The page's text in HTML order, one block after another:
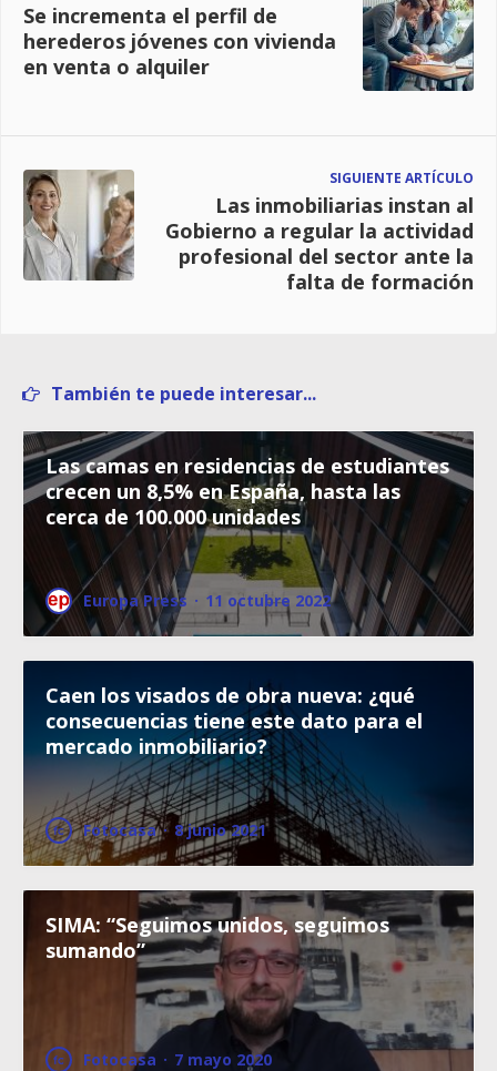
Se incrementa el perfil de
herederos jóvenes con vivienda
en venta o alquiler
SIGUIENTE ARTÍCULO
Las inmobiliarias instan al
Gobierno a regular la actividad
profesional del sector ante la
falta de formación
También te puede interesar...
Las camas en residencias de estudiantes
crecen un 8,5% en España, hasta las
cerca de 100.000 unidades
Europa Press · 11 octubre 2022
Caen los visados de obra nueva: ¿qué
consecuencias tiene este dato para el
mercado inmobiliario?
Fotocasa · 8 junio 2021
SIMA: “Seguimos unidos, seguimos
sumando”
Fotocasa · 7 mayo 2020